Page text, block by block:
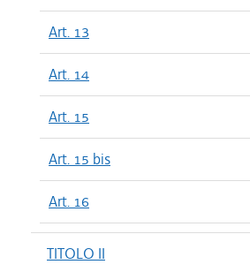
Art. 13
Art. 14
Art. 15
Art. 15 bis
Art. 16
TITOLO II